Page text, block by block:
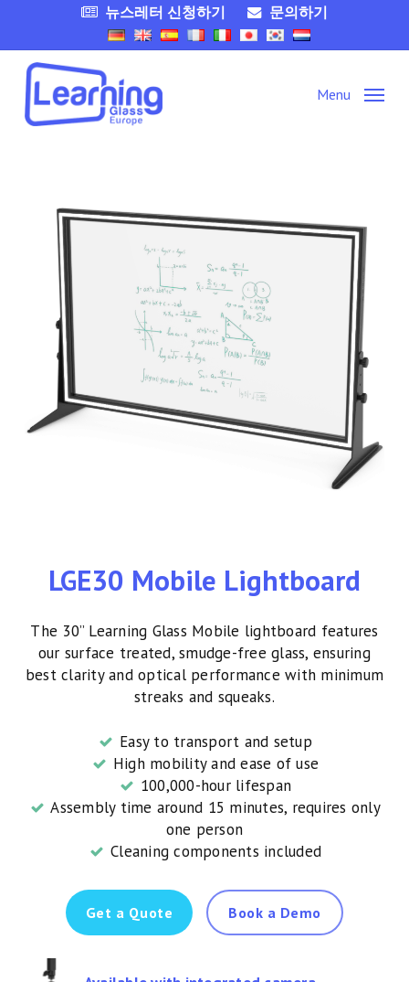
main
content
뉴스레터 신청하기 문의하기
Menu
LGE30 Mobile Lightboard
The 30” Learning Glass Mobile lightboard features
our surface treated, smudge-free glass, ensuring
best clarity and optical performance with minimum
streaks and squeaks.
Easy to transport and setup
High mobility and ease of use
100,000-hour lifespan
Assembly time around 15 minutes, requires only
one person
Cleaning components included
Get a Quote Book a Demo